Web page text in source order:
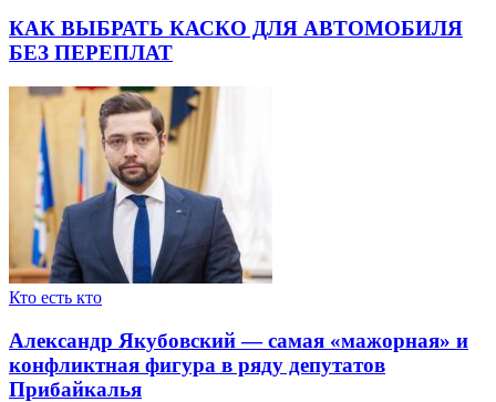
КАК ВЫБРАТЬ КАСКО ДЛЯ АВТОМОБИЛЯ
БЕЗ ПЕРЕПЛАТ
Кто есть кто
Александр Якубовский — самая «мажорная» и
конфликтная фигура в ряду депутатов
Прибайкалья